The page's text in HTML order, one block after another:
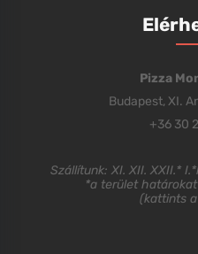
Pizza
Budapest, XI.
+36 30
Szállítunk: XI. XII. XXII.*
*a terület
(kattints